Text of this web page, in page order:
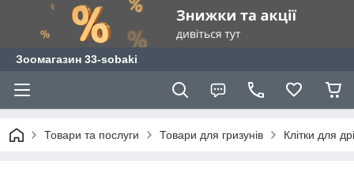
Зоомагазин 33-sobaki
Товари та послуги Товари для гризунів Клітки для